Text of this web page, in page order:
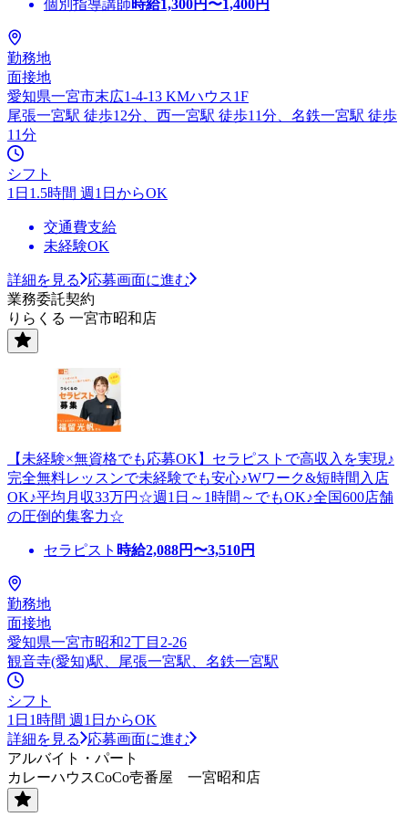
個別指導講師時給1,300円〜1,400円
勤務地
面接地
愛知県一宮市末広1-4-13 KMハウス1F
尾張一宮駅 徒歩12分、西一宮駅 徒歩11分、名鉄一宮駅 徒歩
11分
シフト
1日1.5時間 週1日からOK
交通費支給
未経験OK
詳細を見る
応募画面に進む
業務委託契約
りらくる 一宮市昭和店
【未経験×無資格でも応募OK】セラピストで高収入を実現♪
完全無料レッスンで未経験でも安心♪Wワーク&短時間入店
OK♪平均月収33万円☆週1日～1時間～でもOK♪全国600店舗
の圧倒的集客力☆
セラピスト 時給2,088円〜3,510円
勤務地
面接地
愛知県一宮市昭和2丁目2-26
観音寺(愛知)駅、尾張一宮駅、名鉄一宮駅
シフト
1日1時間 週1日からOK
詳細を見る
応募画面に進む
アルバイト・パート
カレーハウスCoCo壱番屋 一宮昭和店